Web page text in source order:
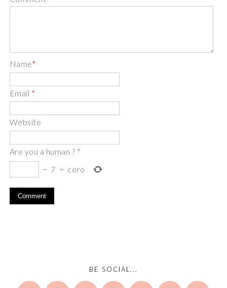
Name*
Email *
Website
Are you a human ? *
− 7 = cero
BE SOCIAL...